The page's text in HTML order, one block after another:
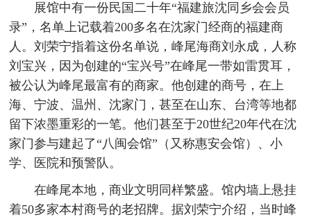
展馆中有一份民国二十年“福建旅沈同乡会会员
录”，名单上记载着200多名在沈家门经商的福建商
人。刘荣宁指着这份名单说，峰尾海商刘永成，人称
刘宝兴，因为创建的“宝兴号”在峰尾一带如雷贯耳，
被公认为峰尾最富有的商家。他创建的商号，在上
海、宁波、温州、沈家门，甚至在山东、台湾等地都
留下浓墨重彩的一笔。他们甚至于20世纪20年代在沈
家门参与建起了“八闽会馆”（又称惠安会馆）、小
学、医院和预警队。
在峰尾本地，商业文明同样繁盛。馆内墙上悬挂
着50多家本村商号的老招牌。据刘荣宁介绍，当时峰